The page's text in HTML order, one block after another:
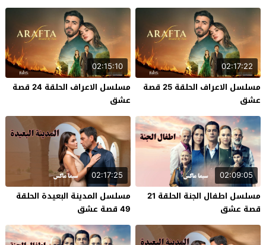
02:17:22
مسلسل الاعراف الحلقة 25 قصة
عشق
02:15:10
مسلسل الاعراف الحلقة 24 قصة
عشق
02:09:05
مسلسل اطفال الجنة الحلقة 21
قصة عشق
02:17:25
مسلسل المدينة البعيدة الحلقة
49 قصة عشق